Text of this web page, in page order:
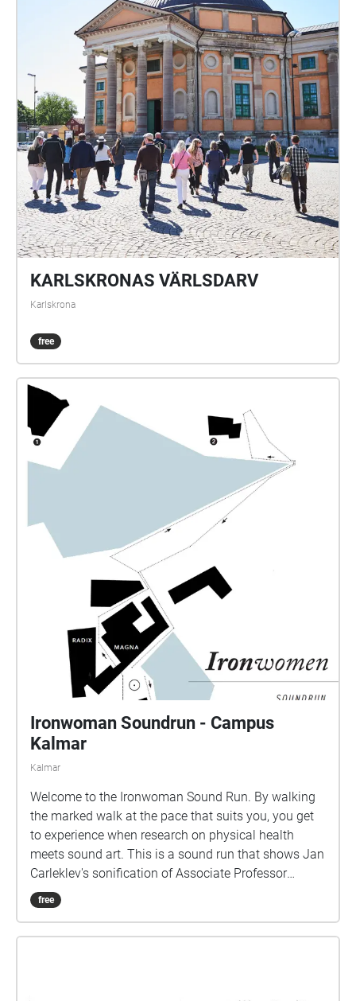
KARLSKRONAS VÄRLSDARV
Karlskrona
free
Ironwoman Soundrun - Campus
Kalmar
Kalmar
Welcome to the Ironwoman Sound Run. By walking
the marked walk at the pace that suits you, you get
to experience when research on physical health
meets sound art. This is a sound run that shows Jan
Carleklev's sonification of Associate Professor
Patrick Bergma's research data.
free